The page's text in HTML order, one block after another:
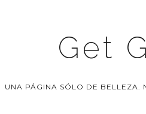
Get
UNA PÁGINA SÓLO DE BELLEZA.